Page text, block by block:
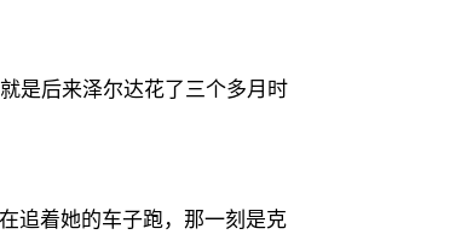
是后来泽尔达花了三个多月时
追着她的车子跑，那一刻是克